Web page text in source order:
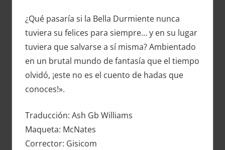
¿Qué pasaría si la Bella Durmiente nunca
tuviera su felices para siempre… y en su lugar
tuviera que salvarse a sí misma? Ambientado
en un brutal mundo de fantasía que el tiempo
olvidó, ¡este no es el cuento de hadas que
conoces!».
Traducción: Ash Gb Williams
Maqueta: McNates
Corrector: Gisicom